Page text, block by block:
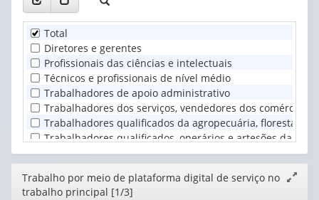
Total
Diretores e gerentes
Profissionais das ciências e intelectuais
Técnicos e profissionais de nível médio
Trabalhadores de apoio administrativo
Trabalhadores dos serviços, vendedores dos comércios
Trabalhadores qualificados da agropecuária, florestais,
Trabalhadores qualificados, operários e artesões da
Operadores de instalações e máquinas e montadores
Ocupações elementares
Editor
Trabalho por meio de plataforma digital de serviço no
trabalho principal [1/3]